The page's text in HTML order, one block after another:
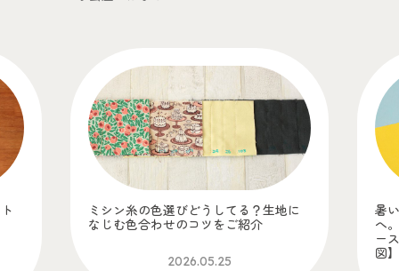
ミシン糸の色選びどうしてる？生地に
なじむ色合わせのコツをご紹介
2026.05.25
暑
へ
ー
図】